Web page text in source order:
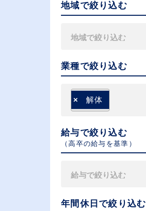
地域で絞り込む
業種で絞り込む
× 解体
給与で絞り込む
（⾼卒の給与を基準）
年間休日で絞り込む